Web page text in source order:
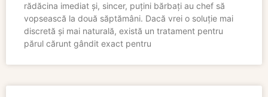
rădăcina imediat și, sincer, puțini bărbați au chef să
vopsească la două săptămâni. Dacă vrei o soluție mai
discretă și mai naturală, există un tratament pentru
părul cărunt gândit exact pentru